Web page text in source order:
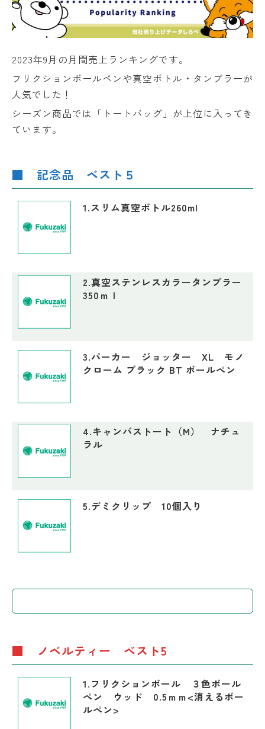
2023年9月の月間売上ランキングです。
フリクションボールペンや真空ボトル・タンブラーが
人気でした！
シーズン商品では「トートバッグ」が上位に入ってき
ています。
■ 記念品 ベスト５
1.スリム真空ボトル260ml
2.真空ステンレスカラータンブラー
350ｍｌ
3.パーカー ジョッター XL モノ
クローム ブラック BT ボールペン
4.キャンバストート（M） ナチュ
ラル
5.デミクリップ 10個入り
■ ノベルティー ベスト5
1.フリクションボール ３色ボール
ペン ウッド 0.5ｍｍ<消えるボー
ルペン>